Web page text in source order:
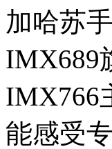
加哈苏
IMX689
IMX766
能感受